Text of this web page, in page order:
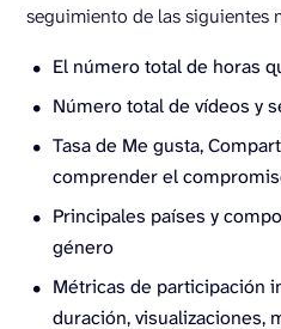
seguimiento de las siguientes
El número total de horas
Número total de vídeos y
Tasa de Me gusta,
comprender el
Principales países y
género
Métricas de participación
duración, visualizaciones,